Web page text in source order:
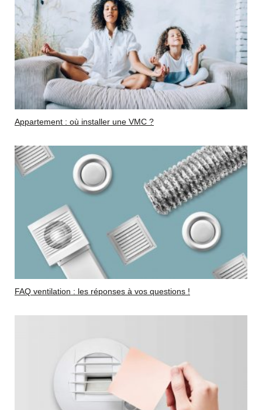
Appartement : où installer une VMC ?
FAQ ventilation : les réponses à vos questions !